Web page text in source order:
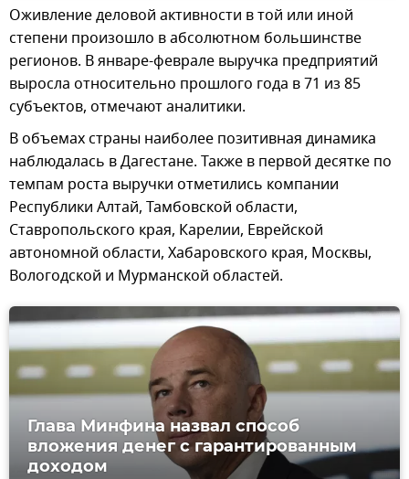
Оживление деловой активности в той или иной
степени произошло в абсолютном большинстве
регионов. В январе-феврале выручка предприятий
выросла относительно прошлого года в 71 из 85
субъектов, отмечают аналитики.
В объемах страны наиболее позитивная динамика
наблюдалась в Дагестане. Также в первой десятке по
темпам роста выручки отметились компании
Республики Алтай, Тамбовской области,
Ставропольского края, Карелии, Еврейской
автономной области, Хабаровского края, Москвы,
Вологодской и Мурманской областей.
Глава Минфина назвал способ
вложения денег с гарантированным
доходом